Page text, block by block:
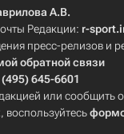
А.В.
Редакции: r-
пресс-релизов и
обратной связи
(495) 645-6601
или сообщить